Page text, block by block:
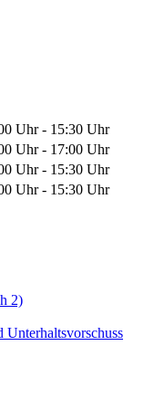
Uhr - 15:30 Uhr
Uhr - 17:00 Uhr
Uhr - 15:30 Uhr
Uhr - 15:30 Uhr
2)
Unterhaltsvorschuss